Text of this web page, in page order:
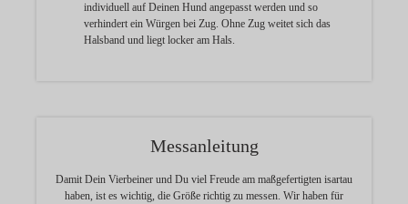
individuell auf Deinen Hund angepasst werden und so
verhindert ein Würgen bei Zug. Ohne Zug weitet sich das
Halsband und liegt locker am Hals.
Messanleitung
Damit Dein Vierbeiner und Du viel Freude am maßgefertigten isartau
haben, ist es wichtig, die Größe richtig zu messen. Wir haben für